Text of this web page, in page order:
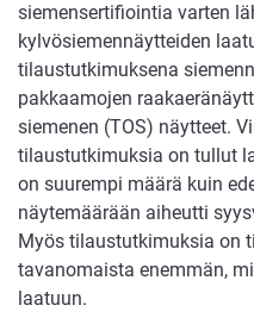
siemensertifiointia varten
kylvösiemennäytteiden
tilaustutkimuksena
pakkaamojen
siemenen (TOS) näytteet.
tilaustutkimuksia on tullut
on suurempi määrä kuin
näytemäärään aiheutti
Myös tilaustutkimuksia on
tavanomaista enemmän,
laatuun.